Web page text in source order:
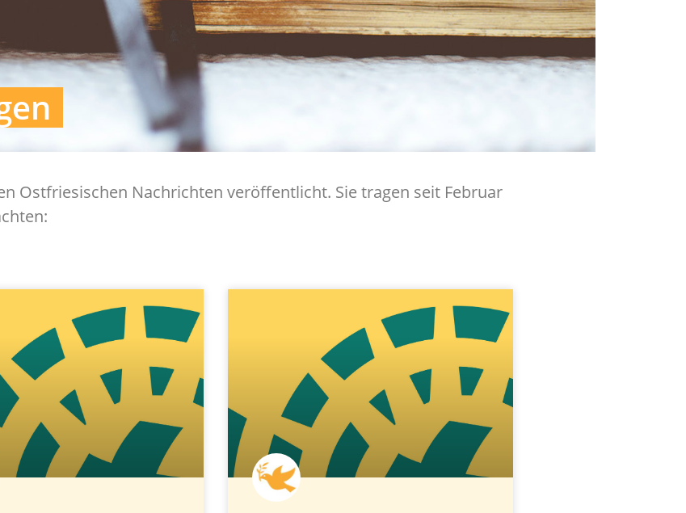
Ostfriesischen Nachrichten veröffentlicht. Sie tragen seit Februar